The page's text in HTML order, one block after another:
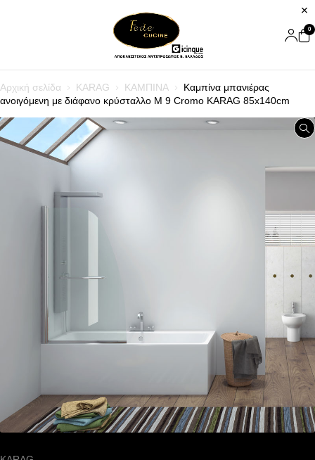
0
Αρχική σελίδα KARAG ΚΑΜΠΙΝΑ
Καμπίνα μπανιέρας
ανοιγόμενη με διάφανο κρύσταλλο M 9 Cromo KARAG 85x140cm